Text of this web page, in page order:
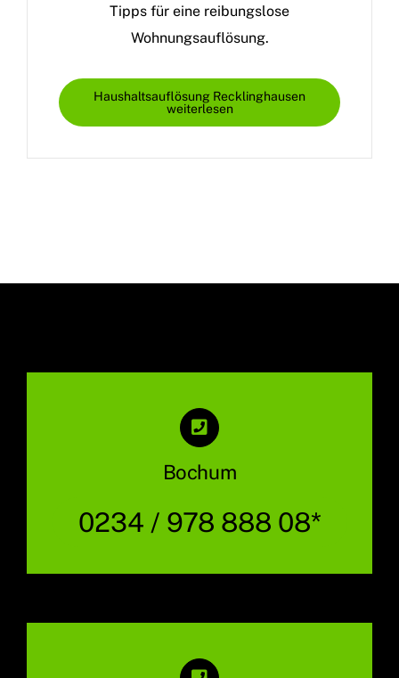
Tipps für eine reibungslose
Wohnungsauflösung.
Haushaltsauflösung Recklinghausen
weiterlesen
Bochum
0234 / 978 888 08*